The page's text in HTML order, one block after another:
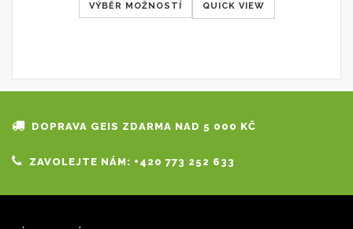
VÝBĚR MOŽNOSTÍ QUICK VIEW
DOPRAVA GEIS ZDARMA NAD 5 000 KČ
ZAVOLEJTE NÁM: +420 773 252 633